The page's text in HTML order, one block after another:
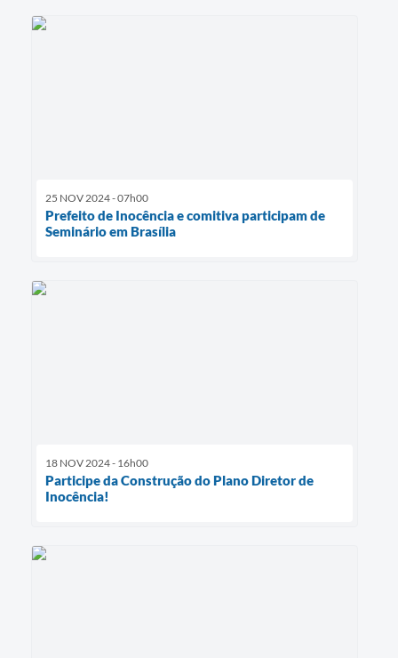
25 NOV 2024 - 07h00
Prefeito de Inocência e comitiva participam de
Seminário em Brasília
18 NOV 2024 - 16h00
Participe da Construção do Plano Diretor de
Inocência!